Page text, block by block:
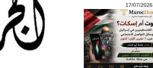
17/07/2026